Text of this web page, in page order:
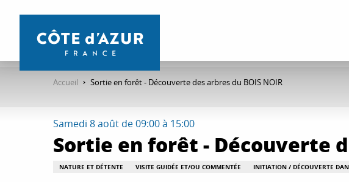
contenu
Accueil Sortie en forêt - Découverte des arbres du BOIS NOIR
Samedi 8 août de 09:00 à 15:00
Sortie en forêt - Découverte
NATURE ET DÉTENTE VISITE GUIDÉE ET/OU COMMENTÉE INITIATION / DÉCOUVERTE